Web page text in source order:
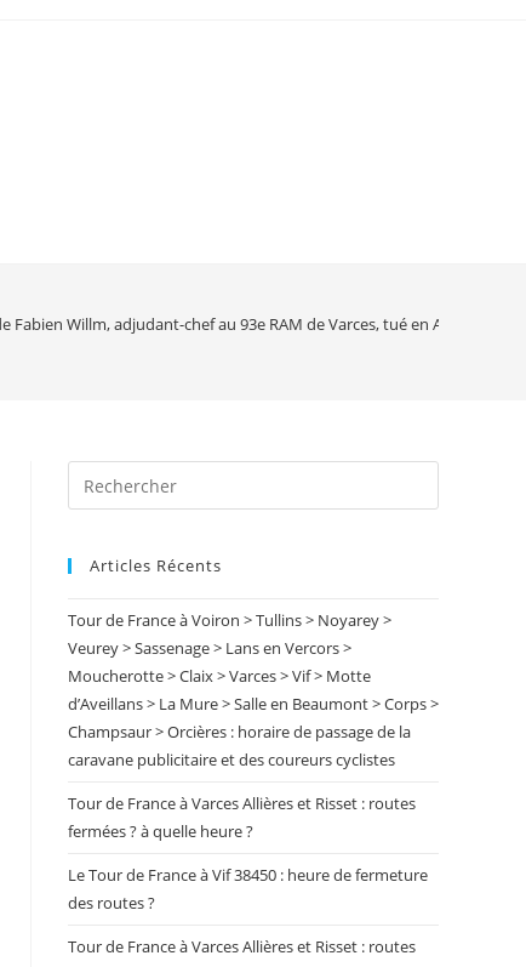
Fabien Willm, adjudant-chef au 93e RAM de Varces, tué en Afghanistan
Escape
Articles Récents
Tour de France à Voiron > Tullins > Noyarey >
Veurey > Sassenage > Lans en Vercors >
Moucherotte > Claix > Varces > Vif > Motte
d’Aveillans > La Mure > Salle en Beaumont > Corps >
Champsaur > Orcières : horaire de passage de la
caravane publicitaire et des coureurs cyclistes
Tour de France à Varces Allières et Risset : routes
fermées ? à quelle heure ?
Le Tour de France à Vif 38450 : heure de fermeture
des routes ?
Tour de France à Varces Allières et Risset : routes